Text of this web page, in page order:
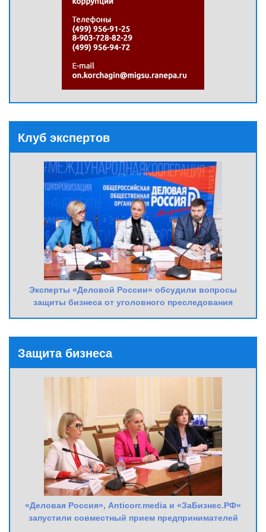
Клуб экспертов
Эксперты «Деловой России» обсудили вопросы
защиты бизнеса от уголовного преследования
Защита бизнеса
«Деловая Россия», Anticorr.media и «ЗаБизнес.РФ»
запустили совместный прием предпринимателей